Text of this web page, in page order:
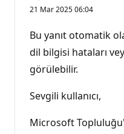
21 Mar 2025 06:04
Bu yanıt otomatik
dil bilgisi hataları
görülebilir.
Sevgili kullanıcı,
Microsoft